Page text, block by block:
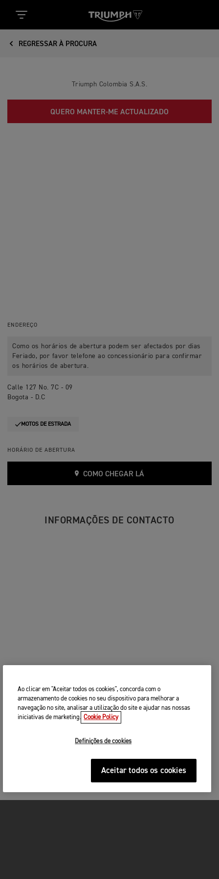
REGRESSAR À PROCURA
Triumph Colombia S.A.S.
QUERO MANTER-ME ACTUALIZADO
ENDEREÇO
Como os horários de abertura podem ser afectados por dias
Feriado, por favor telefone ao concessionário para confirmar
os horários de abertura.
Calle 127 No. 7C - 09
Bogota - D.C
MOTOS DE ESTRADA
HORÁRIO DE ABERTURA
COMO CHEGAR LÁ
INFORMAÇÕES DE CONTACTO
Ao clicar em "Aceitar todos os cookies", concorda com o
armazenamento de cookies no seu dispositivo para melhorar a
navegação no site, analisar a utilização do site e ajudar nas nossas
iniciativas de marketing. Cookie Policy
Definições de cookies
Aceitar todos os cookies